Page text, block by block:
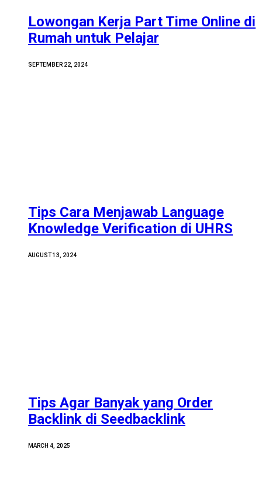
Lowongan Kerja Part Time Online di
Rumah untuk Pelajar
SEPTEMBER 22, 2024
Tips Cara Menjawab Language
Knowledge Verification di UHRS
AUGUST 13, 2024
Tips Agar Banyak yang Order
Backlink di Seedbacklink
MARCH 4, 2025